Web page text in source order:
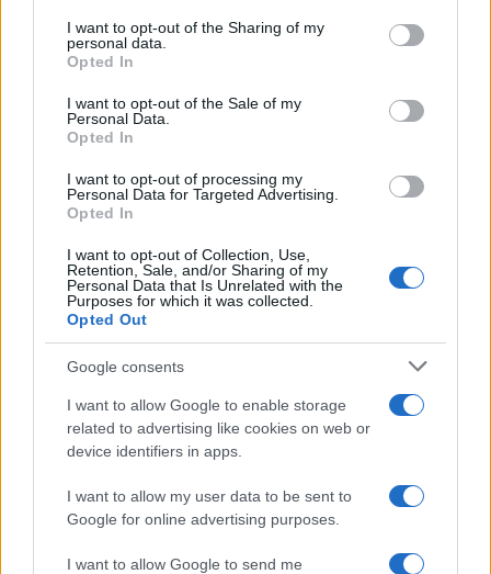
I want to opt-out of the Sharing of my
personal data.
Opted In
I want to opt-out of the Sale of my
Personal Data.
Opted In
I want to opt-out of processing my
Personal Data for Targeted Advertising.
Opted In
I want to opt-out of Collection, Use,
Retention, Sale, and/or Sharing of my
Personal Data that Is Unrelated with the
Purposes for which it was collected.
Opted Out
Google consents
I want to allow Google to enable storage
related to advertising like cookies on web or
device identifiers in apps.
I want to allow my user data to be sent to
Google for online advertising purposes.
I want to allow Google to send me
SHOW
09.10.16. 21:51
Stigao izvještaj policije: Sada je jasno da li je
Saznaj više